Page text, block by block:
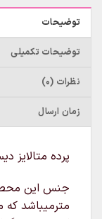
توضیحات
توضیحات تکمیلی
نظرات (0)
زمان ارسال
پرده متالایز
مترمیباشد